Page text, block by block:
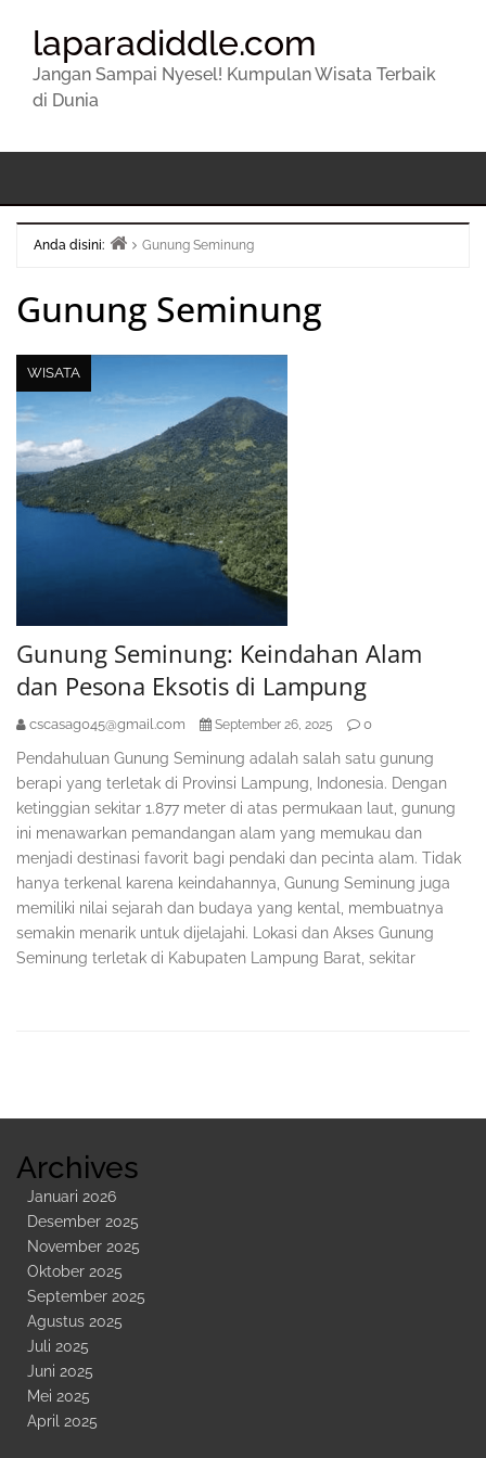
laparadiddle.com
Jangan Sampai Nyesel! Kumpulan Wisata Terbaik
di Dunia
Anda disini:
Gunung Seminung
Gunung Seminung
WISATA
Gunung Seminung: Keindahan Alam
dan Pesona Eksotis di Lampung
cscasag045@gmail.com September 26, 2025 0
Pendahuluan Gunung Seminung adalah salah satu gunung
berapi yang terletak di Provinsi Lampung, Indonesia. Dengan
ketinggian sekitar 1.877 meter di atas permukaan laut, gunung
ini menawarkan pemandangan alam yang memukau dan
menjadi destinasi favorit bagi pendaki dan pecinta alam. Tidak
hanya terkenal karena keindahannya, Gunung Seminung juga
memiliki nilai sejarah dan budaya yang kental, membuatnya
semakin menarik untuk dijelajahi. Lokasi dan Akses Gunung
Seminung terletak di Kabupaten Lampung Barat, sekitar
Archives
Januari 2026
Desember 2025
November 2025
Oktober 2025
September 2025
Agustus 2025
Juli 2025
Juni 2025
Mei 2025
April 2025